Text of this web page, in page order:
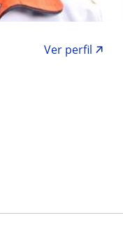
Ver perfil